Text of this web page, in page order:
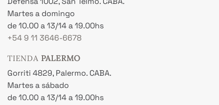
Martes a domingo
de 10.00 a 13/14 a 19.00hs
+54 9 11 3646-6678
TIENDA PALERMO
Gorriti 4829, Palermo. CABA.
Martes a sábado
de 10.00 a 13/14 a 19.00hs